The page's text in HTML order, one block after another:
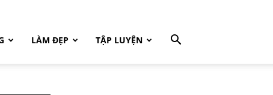
LÀM ĐẸP TẬP LUYỆN